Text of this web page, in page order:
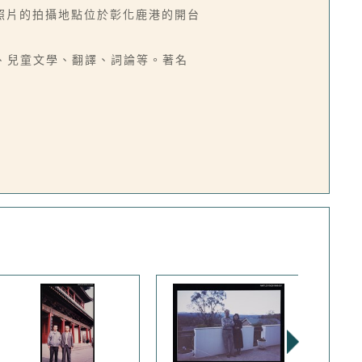
的拍攝地點位於彰化鹿港的開台
童文學、翻譯、詞論等。著名